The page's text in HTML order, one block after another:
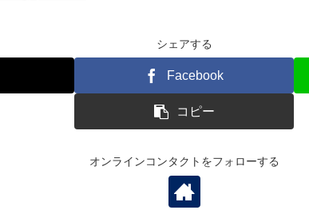
シェアする
Facebook
コピー
オンラインコンタクトをフォローする